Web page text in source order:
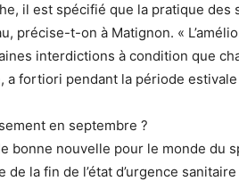
il est spécifié que la pratique
précise-t-on à Matignon. «
interdictions à condition que
a fortiori pendant la période
en septembre ?
bonne nouvelle pour le monde du
de la fin de l’état d’urgence